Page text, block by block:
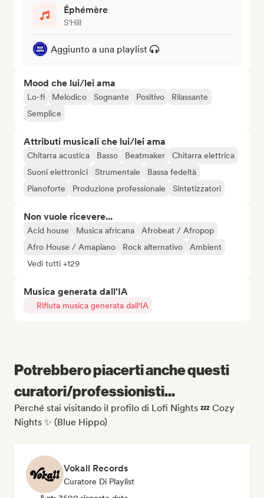
Éphémère
S'Hill
Aggiunto a una playlist
Mood che lui/lei ama
Lo-fi Melodico Sognante Positivo
Rilassante
Semplice
Attributi musicali che lui/lei ama
Chitarra acustica Basso Beatmaker
Chitarra elettrica
Suoni elettronici
Strumentale
Bassa fedeltà
Pianoforte
Produzione professionale Sintetizzatori
Non vuole ricevere...
Acid house Musica africana
Afrobeat / Afropop
Afro House / Amapiano
Rock alternativo
Ambient
Vedi tutti +129
Musica generata dall'IA
Rifiuta musica generata dall'IA
Potrebbero piacerti anche questi
curatori/professionisti...
Perché stai visitando il profilo di Lofi Nights 💤 Cozy
Nights ✨ (Blue Hippo)
Vokall Records
Curatore Di Playlist